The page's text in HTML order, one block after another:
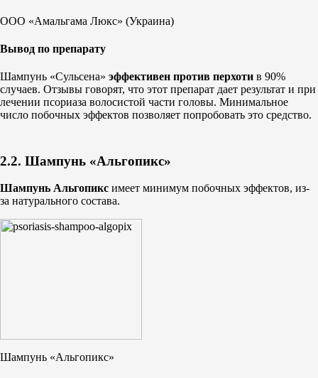
ООО «Амальгама Люкс» (Украина)
Вывод по препарату
Шампунь «Сульсена» эффективен против перхоти в 90%
случаев. Отзывы говорят, что этот препарат дает результат и при
лечении псориаза волосистой части головы. Минимальное
число побочных эффектов позволяет попробовать это средство.
2.2. Шампунь «Альгопикс»
Шампунь Альгопикс имеет минимум побочных эффектов, из-
за натурального состава.
Шампунь «Альгопикс»